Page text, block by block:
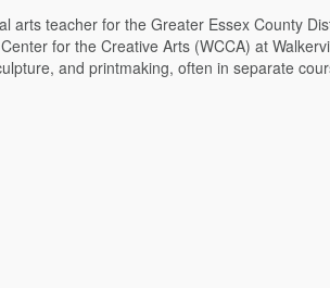
arts teacher for the Greater Essex County
for the Creative Arts (WCCA) at
and printmaking, often in separate